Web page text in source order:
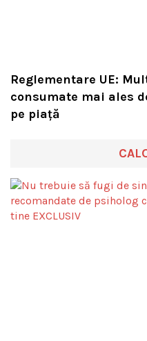
Reglementare UE:
consumate mai ales
pe piață